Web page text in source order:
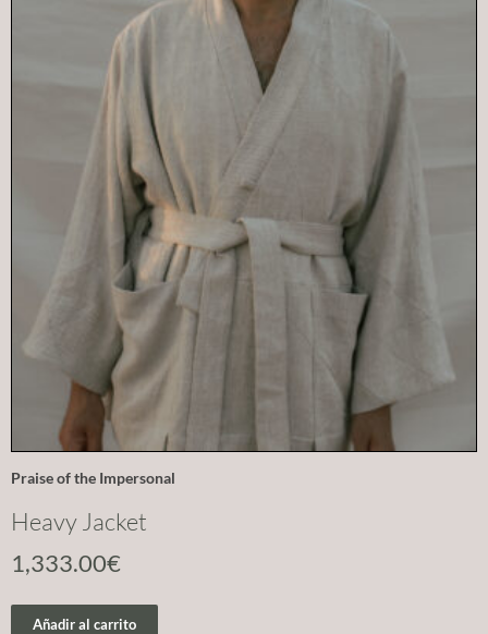
Praise of the Impersonal
Heavy Jacket
1,333.00€
Añadir al carrito